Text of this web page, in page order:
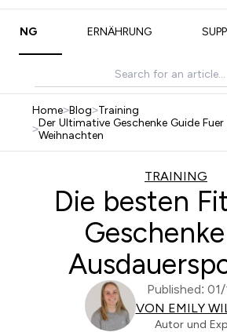
ERNÄHRUNG
Home>Blog>Training
>Der Ultimative Geschenke Guide Fuer
Weihnachten
TRAINING
Die besten
Published:
VON EMILY
Autor und